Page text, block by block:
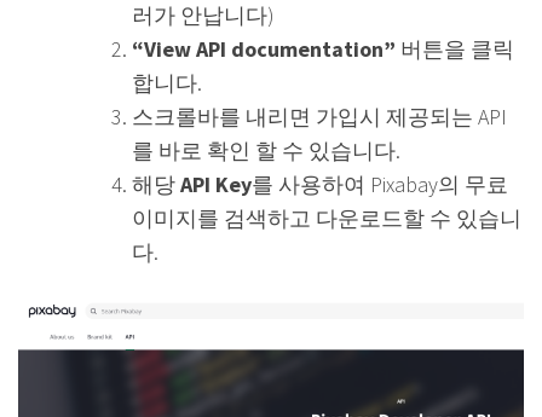
러가 안납니다)
“View API documentation” 버튼을 클릭
합니다.
스크롤바를 내리면 가입시 제공되는 API
를 바로 확인 할 수 있습니다.
해당API Key를 사용하여 Pixabay의 무료
이미지를 검색하고 다운로드할 수 있습니
다.